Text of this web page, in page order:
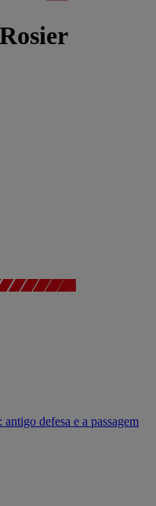
defesa e a passagem